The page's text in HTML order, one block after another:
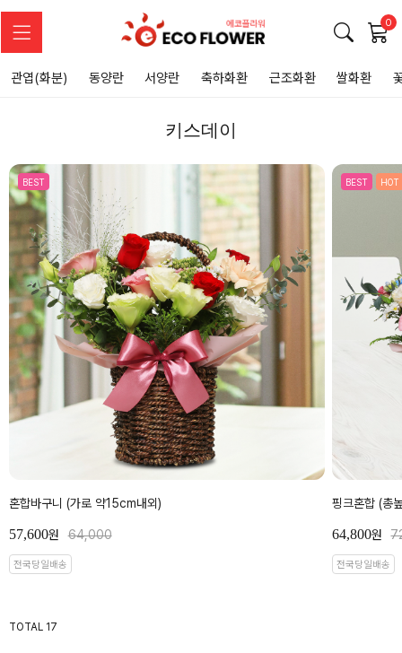
0
관엽(화분) 동양란 서양란 축하화환 근조화환 쌀화환
키스데이
BEST
혼합바구니 (가로 약15cm내외)
57,600원 64,000
전국당일배송
BEST HOT
핑크혼합 (총
64,800원
전국당일배송
TOTAL 17